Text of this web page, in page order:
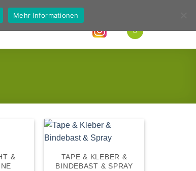
Deutsch
&
TAPE & KLEBER &
BINDEBAST & SPRAY
Mehr Informationen